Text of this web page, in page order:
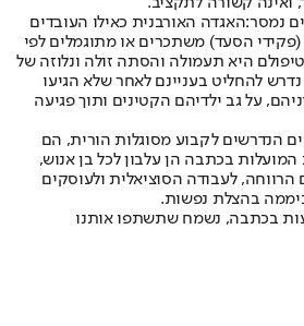
נמסר:האגדה האורבנית כאילו העובדים
(פקידי הסעד) משתכרים או מתוגמלים לפי
היא תעמולה והסתה זולה ונלוזה של
להחליט בעניינם לאחר שלא הגיעו
על גב ילדיהם הקטינים ותוך פגיעה
הנדרשים לקבוע מסוגלות הורית, הם
בכתבה הן עלבון לכל בן אנוש,
הרווחה, לעבודה הסוציאלית ולעוסקים
בכתבה, נשמח שתשתפו אותנו